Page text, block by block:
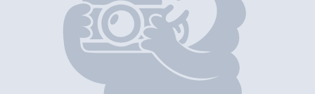
香港地食品